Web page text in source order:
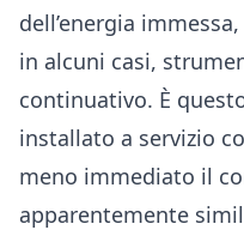
dell’energia
in alcuni casi,
continuativo. È
installato a servizio
meno immediato il
apparentemente